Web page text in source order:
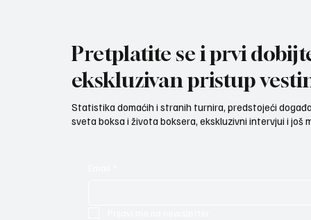
Pretplatite se i prvi
ekskluzivan pristup
Statistika domaćih i stranih turnira, predstojeći
sveta boksa i života boksera, ekskluzivni intervjui i još